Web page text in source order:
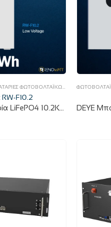
ΦΩΤΟΒΟΛΤΑΪΚΏΝ ΦΩΤΟΒΟΛΤΑΪΚΆ
RW-F10.2
DEYE Μπαταρία LiFePO4 10.2KWh 51.2V 200Ah RW-F10.2